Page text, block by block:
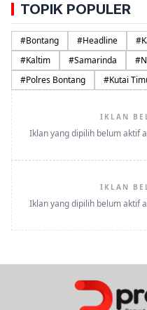
TOPIK POPULER
#Bontang #Headline #
#Kaltim #Samarinda #
#Polres Bontang #Kutai
IKLAN
Iklan yang dipilih belum aktif
IKLAN
Iklan yang dipilih belum aktif